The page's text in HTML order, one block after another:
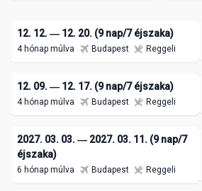
12. 12. ― 12. 20. (9 nap/7 éjszaka)
4 hónap múlva Budapest Reggeli
12. 09. ― 12. 17. (9 nap/7 éjszaka)
4 hónap múlva Budapest Reggeli
2027. 03. 03. ― 2027. 03. 11. (9 nap/7
éjszaka)
6 hónap múlva Budapest Reggeli